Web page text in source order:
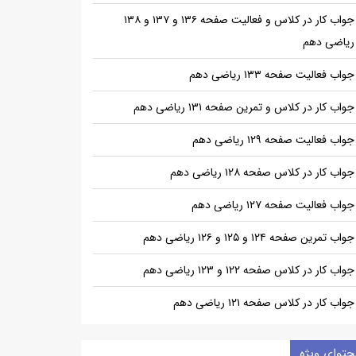
جواب کار در کلاس و فعالیت صفحه ۱۳۶ و ۱۳۷ و ۱۳۸
ریاضی دهم
جواب فعالیت صفحه ۱۳۳ ریاضی دهم
جواب کار در کلاس و تمرین صفحه ۱۳۱ ریاضی دهم
جواب فعالیت صفحه ۱۲۹ ریاضی دهم
جواب کار در کلاس صفحه ۱۲۸ ریاضی دهم
جواب فعالیت صفحه ۱۲۷ ریاضی دهم
جواب تمرین صفحه ۱۲۴ و ۱۲۵ و ۱۲۶ ریاضی دهم
جواب کار در کلاس صفحه ۱۲۲ و ۱۲۳ ریاضی دهم
جواب کار در کلاس صفحه ۱۲۱ ریاضی دهم